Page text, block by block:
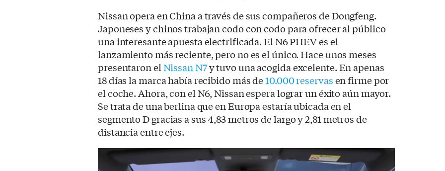
Nissan opera en China a través de sus compañeros de Dongfeng.
Japoneses y chinos trabajan codo con codo para ofrecer al público
una interesante apuesta electrificada. El N6 PHEV es el
lanzamiento más reciente, pero no es el único. Hace unos meses
presentaron elNissan N7y tuvo una acogida excelente. En apenas
18 días la marca había recibido más de10.000 reservasen firme por
el coche. Ahora, con el N6, Nissan espera lograr un éxito aún mayor.
Se trata de una berlina que en Europa estaría ubicada en el
segmento D gracias a sus 4,83 metros de largo y 2,81 metros de
distancia entre ejes.